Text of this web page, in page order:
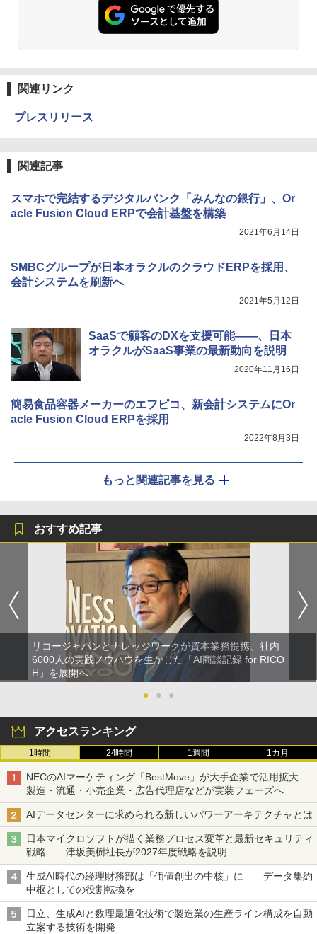
関連リンク
プレスリリース
関連記事
スマホで完結するデジタルバンク「みんなの銀行」、Or
acle Fusion Cloud ERPで会計基盤を構築
2021年6月14日
SMBCグループが日本オラクルのクラウドERPを採用、
会計システムを刷新へ
2021年5月12日
SaaSで顧客のDXを支援可能――、日本
オラクルがSaaS事業の最新動向を説明
2020年11月16日
簡易食品容器メーカーのエフピコ、新会計システムにOr
acle Fusion Cloud ERPを採用
2022年8月3日
もっと関連記事を見る
おすすめ記事
リコージャパンとナレッジワークが資本業務提携、社内
6000人の実践ノウハウを生かした「AI商談記録 for RICO
H」を展開へ
●
● ●
アクセスランキング
1時間 24時間 1週間 1カ月
NECのAIマーケティング「BestMove」が大手企業で活用拡大
製造・流通・小売企業・広告代理店などが実装フェーズへ
AIデータセンターに求められる新しいパワーアーキテクチャとは
日本マイクロソフトが描く業務プロセス変革と最新セキュリティ
戦略――津坂美樹社長が2027年度戦略を説明
生成AI時代の経理財務部は「価値創出の中核」に――データ集約
中枢としての役割転換を
日立、生成AIと数理最適化技術で製造業の生産ライン構成を自動
立案する技術を開発